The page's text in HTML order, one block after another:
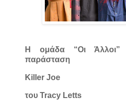
Η ομάδα “Οι Άλλοι”
παράσταση
Killer Joe
του Tracy Letts